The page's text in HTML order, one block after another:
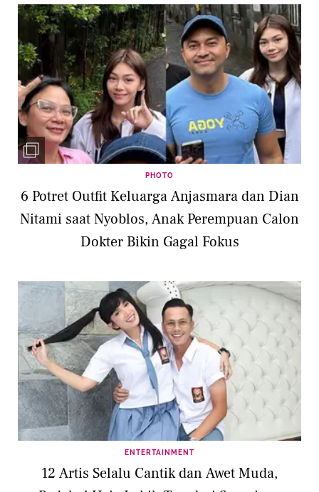
PHOTO
6 Potret Outfit Keluarga Anjasmara dan Dian
Nitami saat Nyoblos, Anak Perempuan Calon
Dokter Bikin Gagal Fokus
ENTERTAINMENT
12 Artis Selalu Cantik dan Awet Muda,